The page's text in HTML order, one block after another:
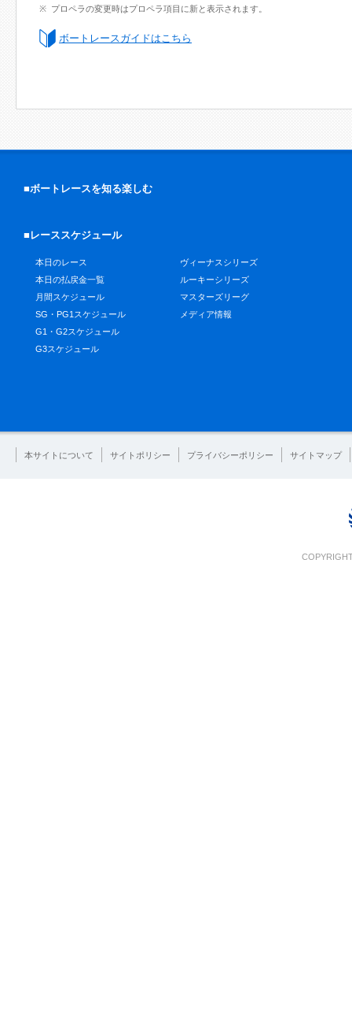
プロペラの変更時はプロペラ項目に新と表示されます。
ボートレースガイドはこちら
■ボートレースを知る楽しむ
■レーススケジュール
本日のレース
本日の払戻金一覧
月間スケジュール
SG・PG1スケジュール
G1・G2スケジュール
G3スケジュール
ヴィーナスシリーズ
ルーキーシリーズ
マスターズリーグ
メディア情報
本サイトについて サイトポリシー プライバシーポリシー サイトマップ